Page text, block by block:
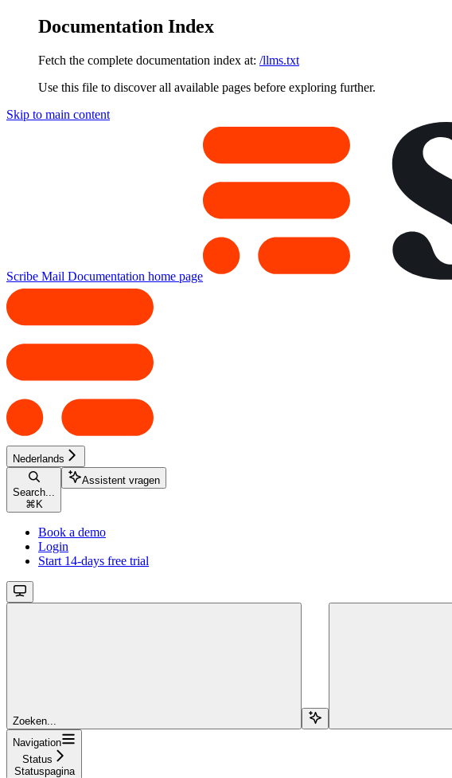
Documentation Index
Fetch the complete documentation index at: /llms.txt
Use this file to discover all available pages before exploring further.
Skip to main content
Scribe Mail Documentation home page
Nederlands
Search...
⌘ K
Assistent vragen
Book a demo
Login
Start 14-days free trial
Zoeken...
Navigation
Status
Statuspagina